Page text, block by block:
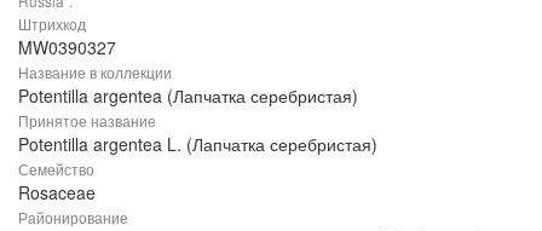
Штрихкод
MW0390327
Название в коллекции
Potentilla argentea (Лапчатка серебристая)
Принятое название
Potentilla argentea L. (Лапчатка серебристая)
Семейство
Rosaceae
Районирование